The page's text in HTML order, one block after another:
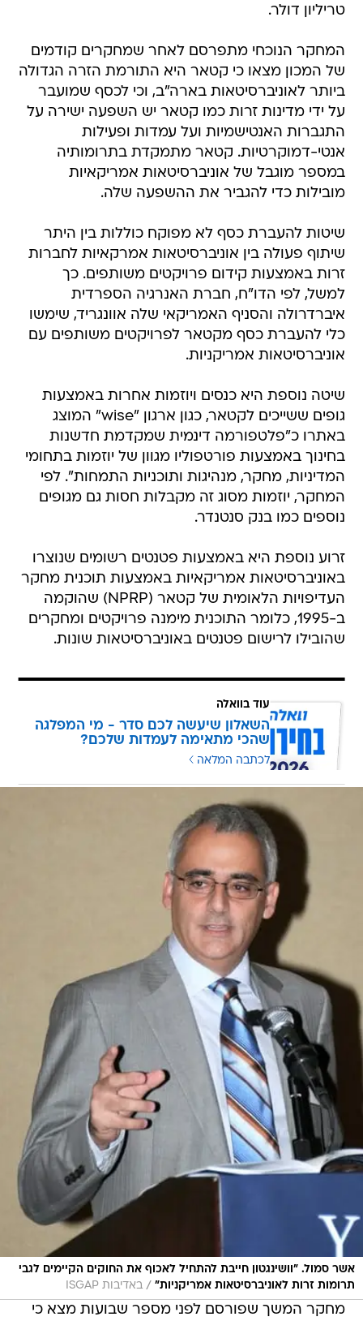
טריליון דולר.
המחקר הנוכחי מתפרסם לאחר שמחקרים קודמים
של המכון מצאו כי קטאר היא התורמת הזרה הגדולה
ביותר לאוניברסיטאות בארה"ב, וכי לכסף שמועבר
על ידי מדינות זרות כמו קטאר יש השפעה ישירה על
התגברות האנטישמיות ועל עמדות ופעילות
אנטי-דמוקרטיות. קטאר מתמקדת בתרומותיה
במספר מוגבל של אוניברסיטאות אמריקאיות
מובילות כדי להגביר את ההשפעה שלה.
שיטות להעברת כסף לא מפוקח כוללות בין היתר
שיתוף פעולה בין אוניברסיטאות אמרקאיות לחברות
זרות באמצעות קידום פרויקטים משותפים. כך
למשל, לפי הדו"ח, חברת האנרגיה הספרדית
איברדרולה והסניף האמריקאי שלה אוונגריד, שימשו
כלי להעברת כסף מקטאר לפרויקטים משותפים עם
אוניברסיטאות אמריקניות.
שיטה נוספת היא כנסים ויוזמות אחרות באמצעות
גופים ששייכים לקטאר, כגון ארגון "wise" המוצג
באתרו כ"פלטפורמה דינמית שמקדמת חדשנות
בחינוך באמצעות פורטפוליו מגוון של יוזמות בתחומי
המדיניות, מחקר, מנהיגות ותוכניות התמחות". לפי
המחקר, יוזמות מסוג זה מקבלות חסות גם מגופים
נוספים כמו בנק סנטנדר.
זרוע נוספת היא באמצעות פטנטים רשומים שנוצרו
באוניברסיטאות אמריקאיות באמצעות תוכנית מחקר
העדיפויות הלאומית של קטאר (NPRP) שהוקמה
ב-1995, כלומר התוכנית מימנה פרויקטים ומחקרים
שהובילו לרישום פטנטים באוניברסיטאות שונות.
עוד בוואלה
השאלון שיעשה לכם סדר - מי המפלגה
שהכי מתאימה לעמדות שלכם?
לכתבה המלאה
אשר סמול. "וושינגטון חייבת להתחיל לאכוף את החוקים הקיימים לגבי
תרומות זרות לאוניברסיטאות אמריקניות" / באדיבות ISGAP
מחקר המשך שפורסם לפני מספר שבועות מצא כי